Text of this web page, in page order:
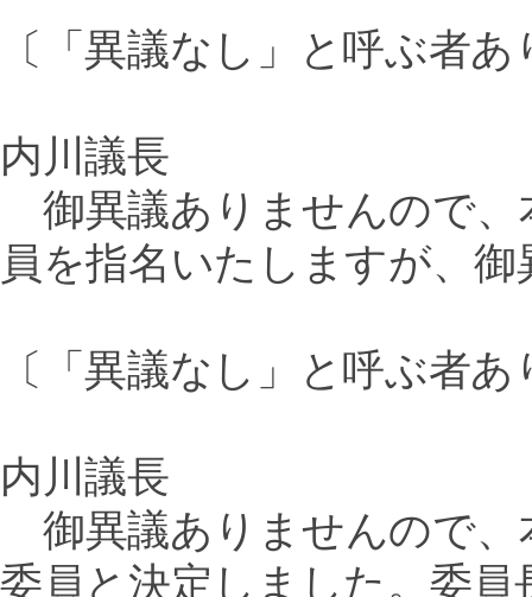
〔「異議なし」と呼ぶ者あ
内川議長
御異議ありませんので、
員を指名いたしますが、
〔「異議なし」と呼ぶ者あ
内川議長
御異議ありませんので、
委員と決定しました。委